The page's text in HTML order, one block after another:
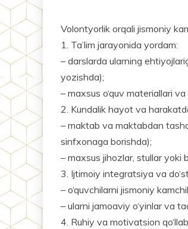
Volontyorlik orqali jismoniy
1. Ta’lim jarayonida yordam:
– darslarda ularning
yozishda);
– maxsus o‘quv materiallari
2. Kundalik hayot va
– maktab va maktabdan
sinfxonaga borishda);
– maxsus jihozlar, stullar yoki
3. Ijtimoiy integratsiya va
– o‘quvchilarni jismoniy
– ularni jamoaviy o‘yinlar va
4. Ruhiy va motivatsion